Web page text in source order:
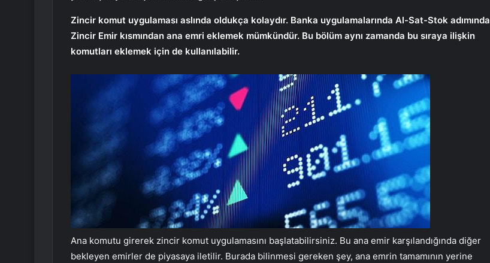
Zincir komut uygulaması aslında oldukça kolaydır. Banka uygulamalarında Al-Sat-Stok adımında
Zincir Emir kısmından ana emri eklemek mümkündür. Bu bölüm aynı zamanda bu sıraya ilişkin
komutları eklemek için de kullanılabilir.
Ana komutu girerek zincir komut uygulamasını başlatabilirsiniz. Bu ana emir karşılandığında diğer
bekleyen emirler de piyasaya iletilir. Burada bilinmesi gereken şey, ana emrin tamamının yerine